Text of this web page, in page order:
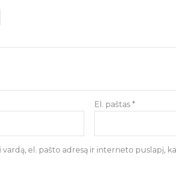
El. paštas *
el. pašto adresą ir interneto puslapį,